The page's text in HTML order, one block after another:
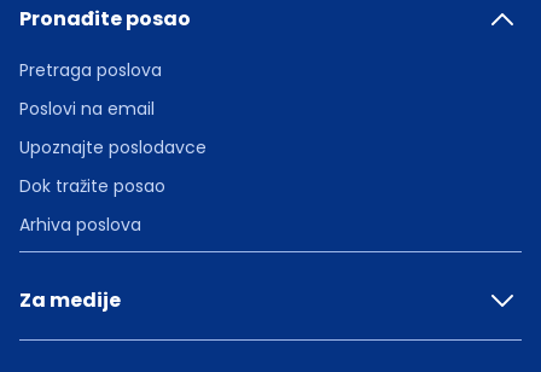
Pronađite posao
Pretraga poslova
Poslovi na email
Upoznajte poslodavce
Dok tražite posao
Arhiva poslova
Za medije